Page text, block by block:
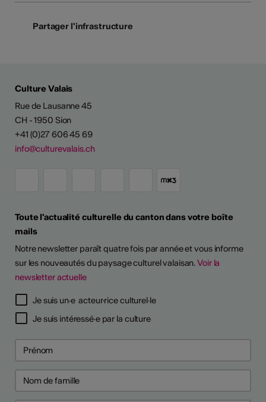
D'ARTISTES
Partager l'infrastructure
Culture Valais
Rue de Lausanne 45
CH - 1950 Sion
+41 (0)27 606 45 69
info@culturevalais.ch
Toute l'actualité culturelle du canton dans votre boîte
mails
Notre newsletter paraît quatre fois par année et vous informe
sur les nouveautés du paysage culturel valaisan.Voir la
newsletter actuelle
Je suis un·e acteur·rice culturel·le
Je suis intéressé·e par la culture